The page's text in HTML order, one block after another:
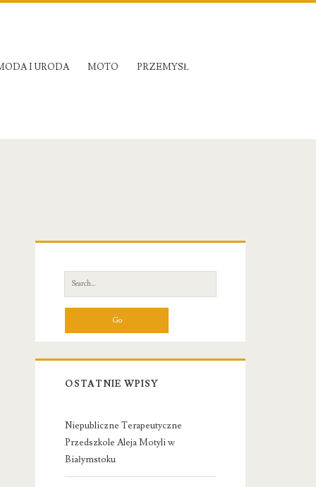
I URODA MOTO PRZEMYSŁ
Sidebar
Search
for:
OSTATNIE WPISY
Niepubliczne Terapeutyczne
Przedszkole Aleja Motyli w
Białymstoku